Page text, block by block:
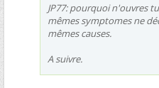
JP77: pourquoi n'ouvres
mêmes symptomes ne
mêmes causes.
A suivre.